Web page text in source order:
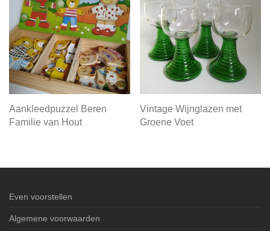
Aankleedpuzzel Beren
Familie van Hout
Vintage Wijnglazen met
Groene Voet
Even voorstellen
Algemene voorwaarden